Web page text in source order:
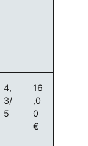
4,
3/
5
16
,0
0
€